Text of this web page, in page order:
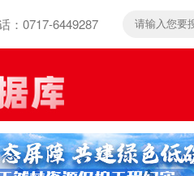
：0717-6449287